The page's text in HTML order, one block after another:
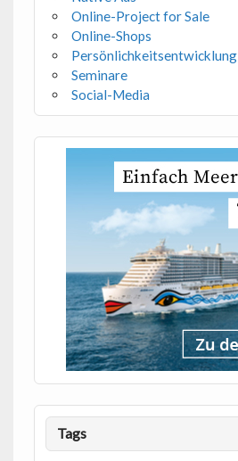
Online-Project for Sale
Online-Shops
Persönlichkeitsentwicklung
Seminare
Social-Media
Tags